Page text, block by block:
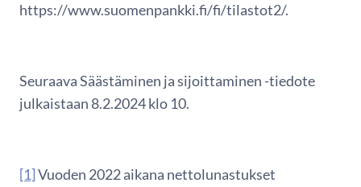
https://www.suomenpankki.fi/fi/tilastot2/.
Seuraava Säästäminen ja sijoittaminen -tiedote
julkaistaan 8.2.2024 klo 10.
[1]Vuoden 2022 aikana nettolunastukset